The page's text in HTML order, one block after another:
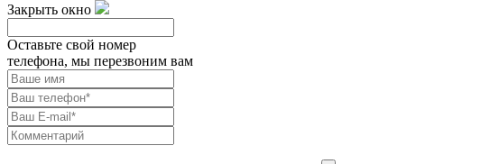
Закрыть окно
Оставьте свой номер
телефона, мы перезвоним вам